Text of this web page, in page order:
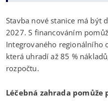
Stavba nové stanice má být
2027. S financováním
Integrovaného regionálního
která uhradí až 85 %
rozpočtu.
Léčebná zahrada